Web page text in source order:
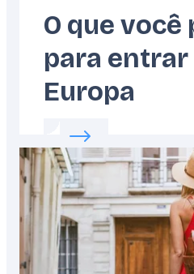
O que você
para entrar
Europa
Read more about:
Featured
image